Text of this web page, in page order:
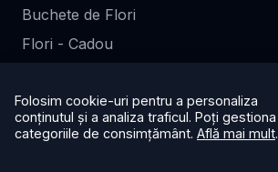
Buchete de Flori
Flori - Cadou
Coroane - Jerbe
Cutii Cadou
Folosim cookie-uri pentru a personaliza
conținutul și a analiza traficul. Poți gestiona
categoriile de consimțământ. Află mai mult.